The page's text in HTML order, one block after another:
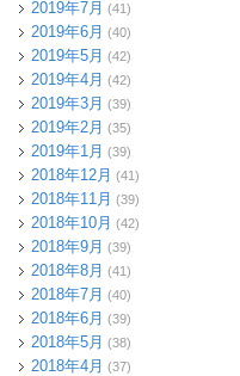
2019年7月 (41)
2019年6月 (40)
2019年5月 (42)
2019年4月 (42)
2019年3月 (39)
2019年2月 (35)
2019年1月 (39)
2018年12月 (41)
2018年11月 (39)
2018年10月 (42)
2018年9月 (39)
2018年8月 (41)
2018年7月 (40)
2018年6月 (39)
2018年5月 (38)
2018年4月 (37)